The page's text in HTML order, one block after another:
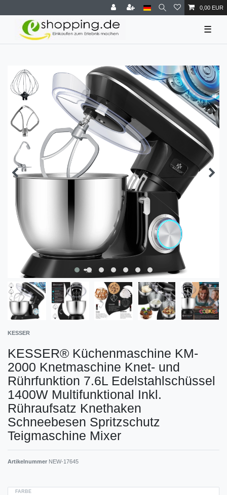
0,00 EUR
☰
KESSER
KESSER® Küchenmaschine KM-
2000 Knetmaschine Knet- und
Rührfunktion 7.6L Edelstahlschüssel
1400W Multifunktional Inkl.
Rühraufsatz Knethaken
Schneebesen Spritzschutz
Teigmaschine Mixer
Artikelnummer NEW-17645
FARBE